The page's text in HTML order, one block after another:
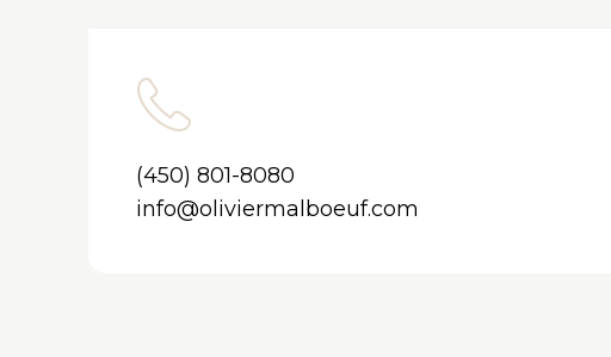
(450) 801-8080
info@oliviermalboeuf.com